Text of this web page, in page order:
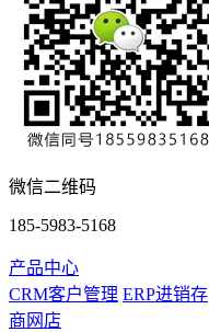
微信二维码
185-5983-5168
产品中心
CRM客户管理 ERP进销存
商网店